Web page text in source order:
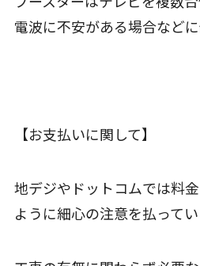
電波に不安がある場合などに
【お支払いに関して】
地デジやドットコムでは料
ように細心の注意を払ってい